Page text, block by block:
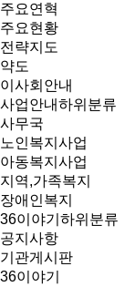
주요연혁
주요현황
전략지도
약도
이사회안내
사업안내하위분류
사무국
노인복지사업
아동복지사업
지역,가족복지
장애인복지
36이야기 하위분류
공지사항
기관게시판
36이야기